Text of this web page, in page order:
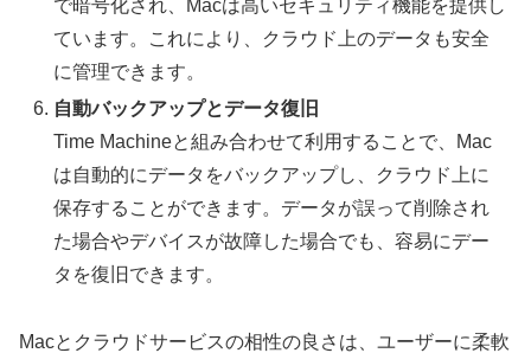
で暗号化され、Macは高いセキュリティ機能を提供し
ています。これにより、クラウド上のデータも安全
に管理できます。
自動バックアップとデータ復旧
Time Machineと組み合わせて利用することで、Mac
は自動的にデータをバックアップし、クラウド上に
保存することができます。データが誤って削除され
た場合やデバイスが故障した場合でも、容易にデー
タを復旧できます。
Macとクラウドサービスの相性の良さは、ユーザーに柔軟